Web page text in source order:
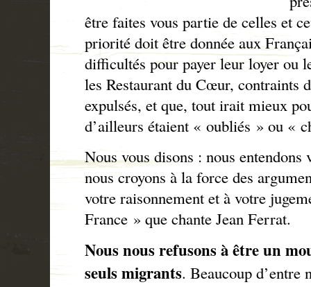
être faites vous partie de celles et
priorité doit être donnée aux
difficultés pour payer leur loyer ou
les Restaurant du Cœur, contraints
expulsés, et que, tout irait mieux
d’ailleurs étaient « oubliés » ou «
Nous vous disons : nous entendons
nous croyons à la force des
votre raisonnement et à votre
France » que chante Jean Ferrat.
Nous nous refusons à être un
seuls migrants. Beaucoup d’entre